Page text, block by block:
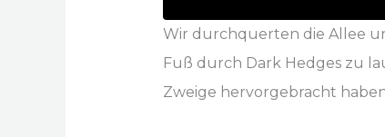
Wir durchquerten die Allee
Fuß durch Dark Hedges zu
Zweige hervorgebracht